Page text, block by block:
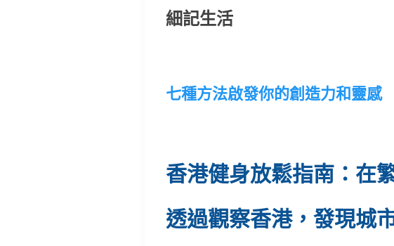
細記生活
七種方法啟發你的創造力和靈感
香港健身放鬆指南：在
透過觀察香港，發現城